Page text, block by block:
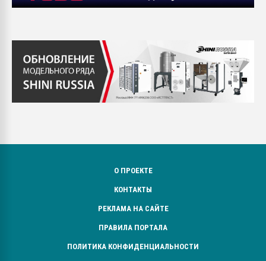
О ПРОЕКТЕ
КОНТАКТЫ
РЕКЛАМА НА САЙТЕ
ПРАВИЛА ПОРТАЛА
ПОЛИТИКА КОНФИДЕНЦИАЛЬНОСТИ